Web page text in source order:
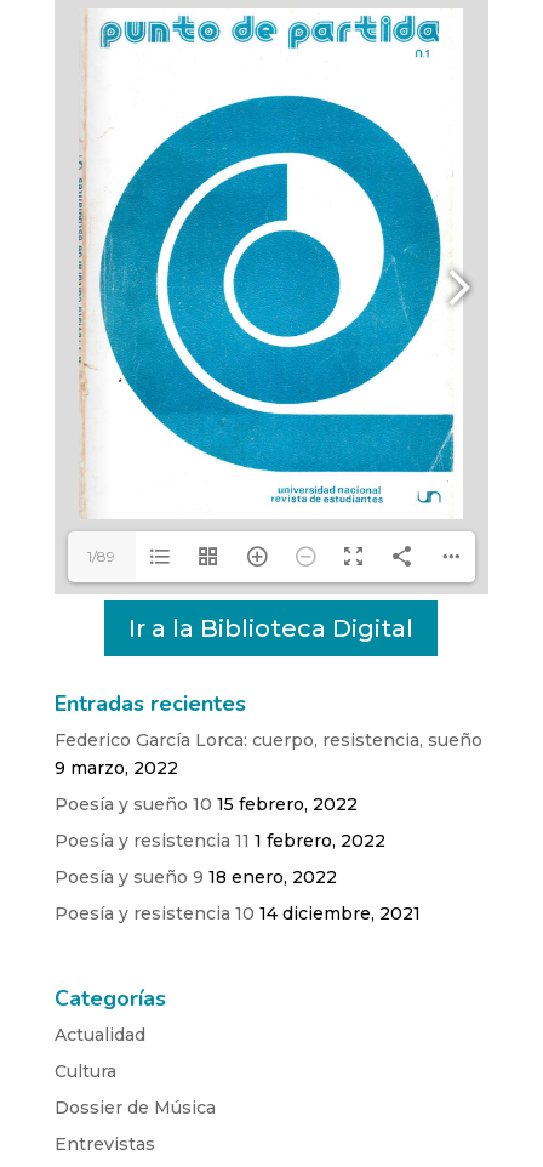
1/89
Ir a la Biblioteca Digital
Entradas recientes
Federico García Lorca: cuerpo, resistencia, sueño
9 marzo, 2022
Poesía y sueño 10 15 febrero, 2022
Poesía y resistencia 11 1 febrero, 2022
Poesía y sueño 9 18 enero, 2022
Poesía y resistencia 10 14 diciembre, 2021
Categorías
Actualidad
Cultura
Dossier de Música
Entrevistas